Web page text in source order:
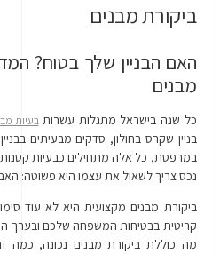
ביקורת מבנים
האם הבניין שלך בטוח?
מבנים
כל שנה בישראל מתגלות עשרותבעיות
בניין שקרס בחולון, סדקים מבעיתים
במרפסת, כל אלה מתחילים כבעיות
נכס צריך לשאול את עצמו היא פשוטה:
קריטית בבטיחות המשפחה שלכם ובערך
מה כוללת ביקורת מבנים נכונה,